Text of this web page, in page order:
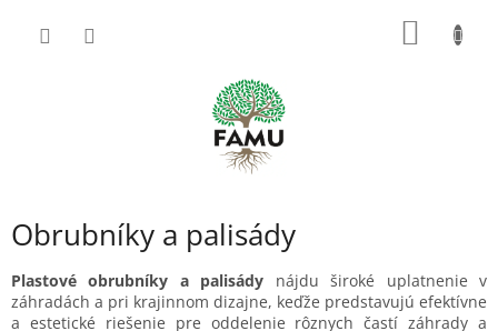
Obrubníky a palisády
Plastové obrubníky a palisády nájdu široké uplatnenie v
záhradách a pri krajinnom dizajne, keďže predstavujú efektívne
a estetické riešenie pre oddelenie rôznych častí záhrady a